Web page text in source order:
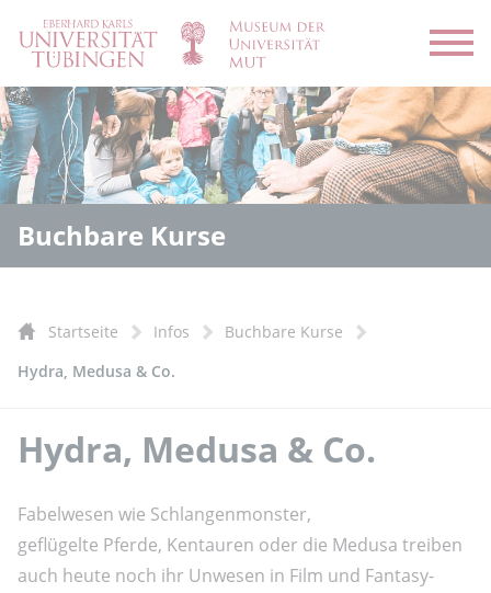
Buchbare Kurse
Startseite Infos
Buchbare Kurse
Hydra, Medusa & Co.
Hydra, Medusa & Co.
Fabelwesen wie Schlangenmonster,
geflügelte Pferde, Kentauren oder die Medusa treiben
auch heute noch ihr Unwesen in Film und Fantasy-